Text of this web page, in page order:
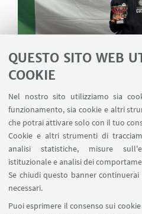
QUESTO SITO WEB
COOKIE
Nel nostro sito utilizziamo sia
funzionamento, sia cookie e altri
che potrai attivare solo con il tuo
Cookie e altri strumenti di
analisi statistiche, misure
istituzionale e analisi dei
Se chiudi questo banner
necessari.
Puoi esprimere il consenso sui